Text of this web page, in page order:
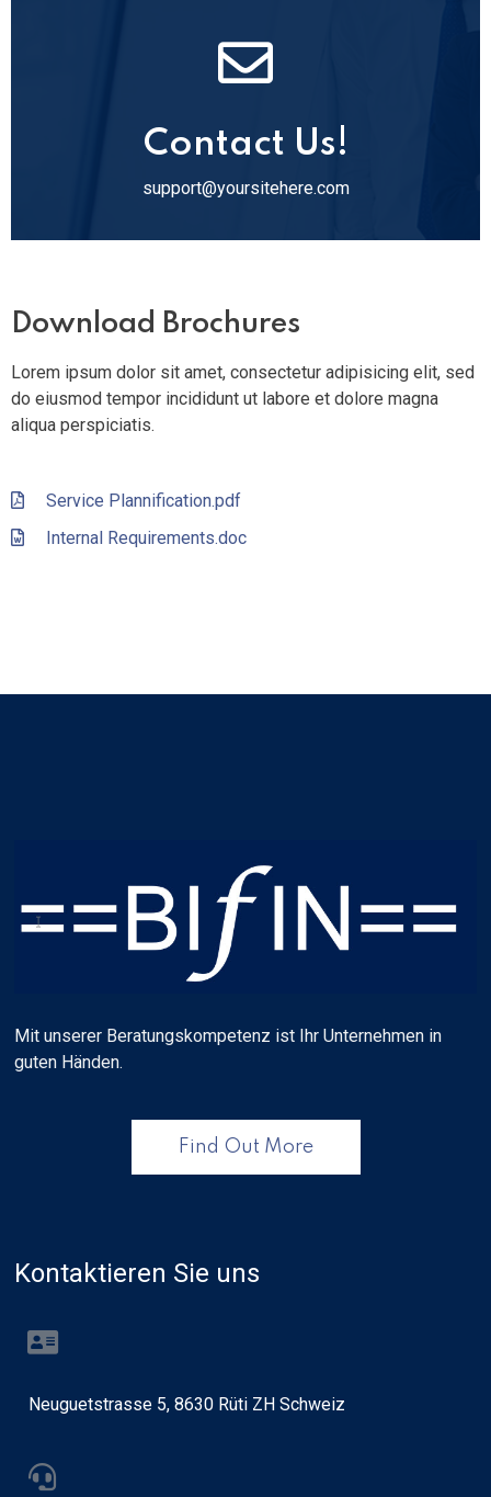
Contact Us!
support@yoursitehere.com
Download Brochures
Lorem ipsum dolor sit amet, consectetur adipisicing elit, sed
do eiusmod tempor incididunt ut labore et dolore magna
aliqua perspiciatis.
Service Plannification.pdf
Internal Requirements.doc
Mit unserer Beratungskompetenz ist Ihr Unternehmen in
guten Händen.
Find Out More
Kontaktieren Sie uns
Neuguetstrasse 5, 8630 Rüti ZH Schweiz